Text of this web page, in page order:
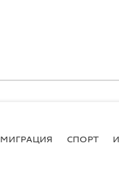
МИГРАЦИЯ СПОРТ